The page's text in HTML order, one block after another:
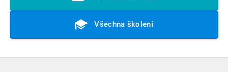
Všechna školení